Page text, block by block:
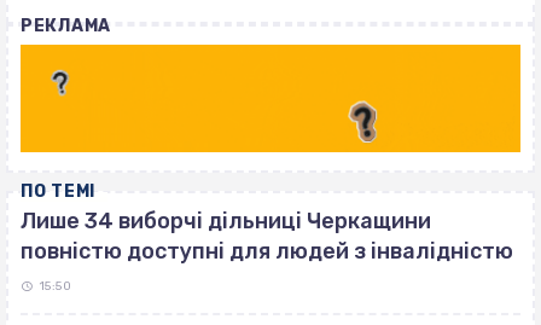
РЕКЛАМА
ПО ТЕМІ
Лише 34 виборчі дільниці Черкащини
повністю доступні для людей з інвалідністю
15:50